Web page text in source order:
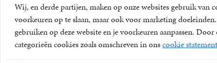
Wij, en derde partijen, maken op onze websites gebruik
voorkeuren op te slaan, maar ook voor marketing
gebruiken op deze website en je voorkeuren aanpassen.
categorieën cookies zoals omschreven in onscookie statement